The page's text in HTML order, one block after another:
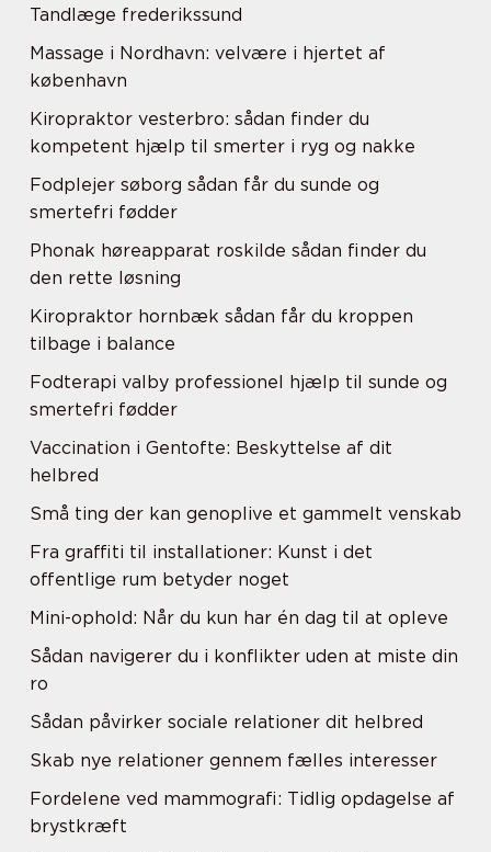
Tandlæge frederikssund
Massage i Nordhavn: velvære i hjertet af
københavn
Kiropraktor vesterbro: sådan finder du
kompetent hjælp til smerter i ryg og nakke
Fodplejer søborg sådan får du sunde og
smertefri fødder
Phonak høreapparat roskilde sådan finder du
den rette løsning
Kiropraktor hornbæk sådan får du kroppen
tilbage i balance
Fodterapi valby professionel hjælp til sunde og
smertefri fødder
Vaccination i Gentofte: Beskyttelse af dit
helbred
Små ting der kan genoplive et gammelt venskab
Fra graffiti til installationer: Kunst i det
offentlige rum betyder noget
Mini-ophold: Når du kun har én dag til at opleve
Sådan navigerer du i konflikter uden at miste din
ro
Sådan påvirker sociale relationer dit helbred
Skab nye relationer gennem fælles interesser
Fordelene ved mammografi: Tidlig opdagelse af
brystkræft